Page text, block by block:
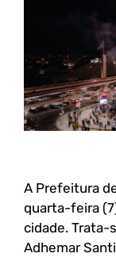
A Prefeitura
quarta-feira
cidade. Trata-
Adhemar